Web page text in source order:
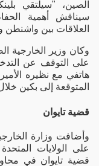
الصين، "سيلتقي
سيناقش أهمية
العلاقات بين
وكان وزير الخارجية
على التوقف عن
هاتفي
المتوقعة إلى بكين
قضية تايوان
وأضافت وزارة
على الولايات
قضية تايوان في